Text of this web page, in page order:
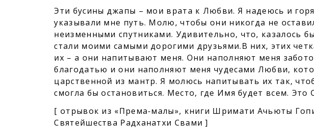
Эти бусины джапы – мои врата к Любви. Я надеюсь и
указывали мне путь. Молю, чтобы они никогда не
неизменными спутниками. Удивительно, что, казалось
стали моими самыми дорогими друзьями.В них, этих
их – а они напитывают меня. Они наполняют меня
благодатью и они наполняют меня чудесами Любви,
царственной из мантр. Я молюсь напитывать их так,
смогла бы остановиться. Место, где Имя будет всем.
[ отрывок из «Према-малы», книги Шримати Ачьюты
Святейшества Радханатхи Свами ]